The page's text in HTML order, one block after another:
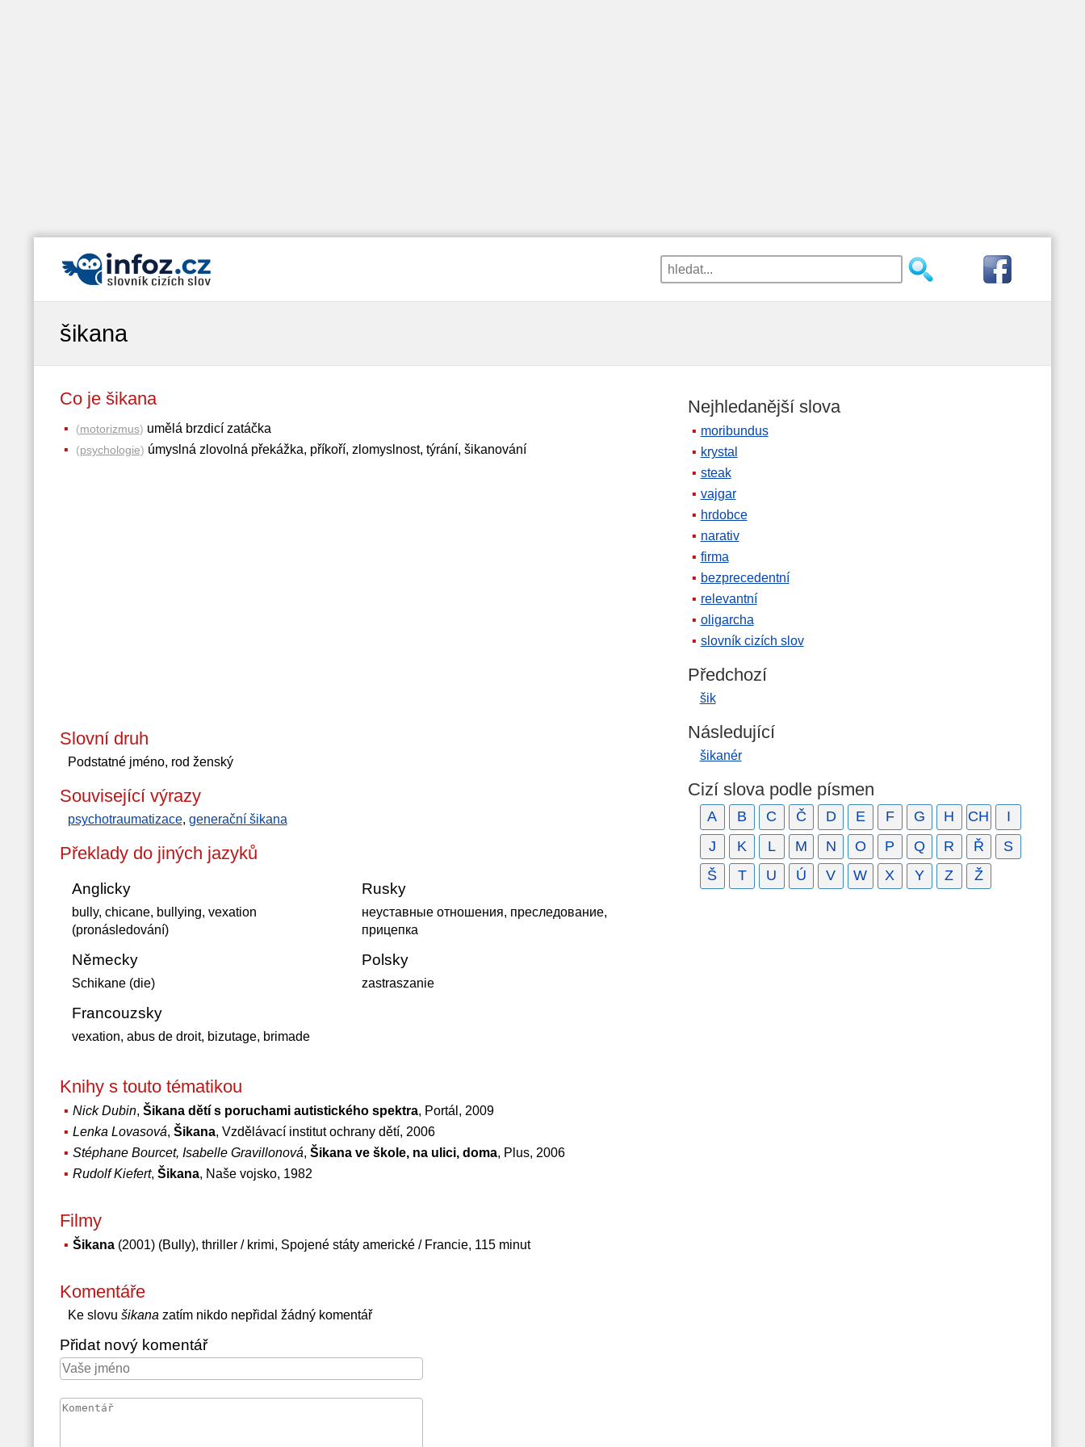
šikana
Co je šikana
(motorizmus) umělá brzdicí zatáčka
(psychologie) úmyslná zlovolná překážka, příkoří, zlomyslnost, týrání, šikanování
Slovní druh
Podstatné jméno, rod ženský
Související výrazy
psychotraumatizace, generační šikana
Překlady do jiných jazyků
Anglicky
bully, chicane, bullying, vexation
(pronásledování)
Německy
Schikane (die)
Francouzsky
vexation, abus de droit, bizutage, brimade
Rusky
неуставные отношения, преследование,
прицепка
Polsky
zastraszanie
Knihy s touto tématikou
Nick Dubin, Šikana dětí s poruchami autistického spektra, Portál, 2009
Lenka Lovasová, Šikana, Vzdělávací institut ochrany dětí, 2006
Stéphane Bourcet, Isabelle Gravillonová, Šikana ve škole, na ulici, doma, Plus, 2006
Rudolf Kiefert, Šikana, Naše vojsko, 1982
Filmy
Šikana(2001) (Bully), thriller / krimi, Spojené státy americké / Francie, 115 minut
Komentáře
Ke slovu šikana zatím nikdo nepřidal žádný komentář
Přidat nový komentář
Nejhledanější slova
moribundus
krystal
steak
vajgar
hrdobce
narativ
firma
bezprecedentní
relevantní
oligarcha
slovník cizích slov
Předchozí
šik
Následující
šikanér
Cizí slova podle písmen
A B C Č D E F G H CH
I
J
K L M N O P Q R Ř
S
Š
T U Ú V W X Y Z Ž